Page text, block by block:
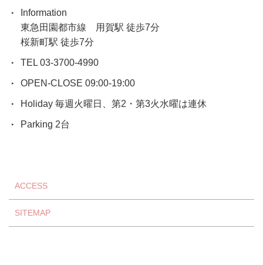
Information
東急田園都市線 用賀駅 徒歩7分
桜新町駅 徒歩7分
TEL 03-3700-4990
OPEN-CLOSE 09:00-19:00
Holiday 毎週火曜日、第2・第3火水曜は連休
Parking 2台
ACCESS
SITEMAP